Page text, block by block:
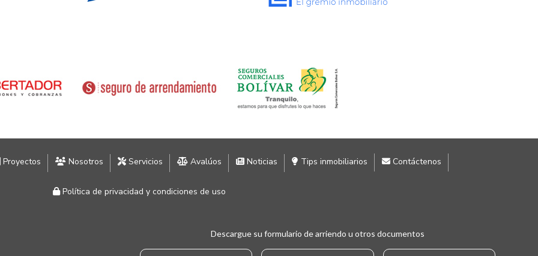
Proyectos Nosotros Servicios Avalúos Noticias Tips inmobiliarios Contáctenos
Política de privacidad y condiciones de uso
Descargue su formulario de arriendo u otros documentos